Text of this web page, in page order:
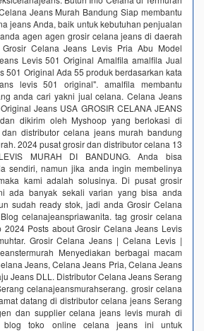
Jeans Murah Bandung Siap membantu
jeans Anda, baik untuk kebutuhan penjualan
agen agen grosir celana jeans di daerah
Celana Jeans Levis Pria Abu Model
Levis 501 Original Amalfila amalfila Jual
501 Original Ada 55 produk berdasarkan kata
levis 501 original". amalfila membantu
anda cari yakni jual celana. Celana Jeans
Jeans USA GROSIR CELANA JEANS
dikirim oleh Myshoop yang berlokasi di
distributor celana jeans murah bandung
2024 pusat grosir dan distributor celana 13
MURAH DI BANDUNG. Anda bisa
sendiri, namun jika anda ingin membelinya
kami adalah solusinya. Di pusat grosir
ada banyak sekali varian yang bisa anda
sudah ready stok, jadi anda Grosir Celana
celanajeanspriawanita. tag grosir celana
Posts about Grosir Celana Jeans Levis
Grosir Celana Jeans | Celana Levis |
Menyediakan berbagai macam
Jeans, Celana Jeans Pria, Celana Jeans
Jeans DLL. Distributor Celana Jeans Serang
celanajeansmurahserang. grosir celana
datang di distributor celana jeans Serang
dan supplier celana jeans levis murah di
blog toko online celana jeans ini untuk